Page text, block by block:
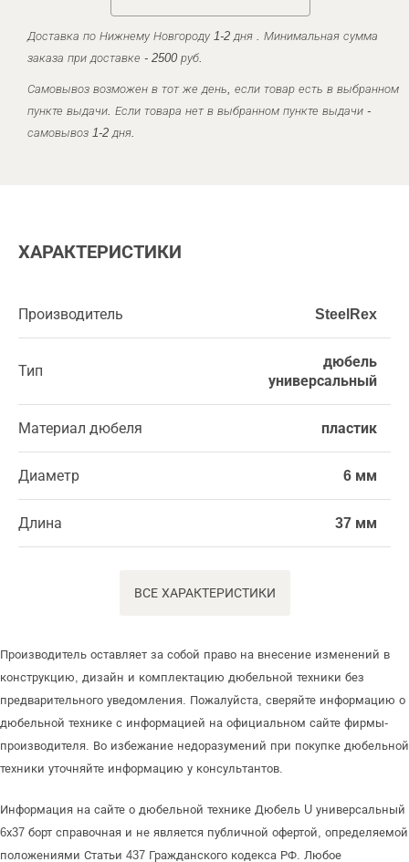
Доставка по Нижнему Новгороду 1-2 дня . Минимальная сумма
заказа при доставке - 2500 руб.
Самовывоз возможен в тот же день, если товар есть в выбранном
пункте выдачи. Если товара нет в выбранном пункте выдачи -
самовывоз 1-2 дня.
ХАРАКТЕРИСТИКИ
Производитель SteelRex
Тип
дюбель
универсальный
Материал дюбеля пластик
Диаметр 6 мм
Длина 37 мм
ВСЕ ХАРАКТЕРИСТИКИ
Производитель оставляет за собой право на внесение изменений в
конструкцию, дизайн и комплектацию дюбельной техники без
предварительного уведомления. Пожалуйста, сверяйте информацию о
дюбельной технике с информацией на официальном сайте фирмы-
производителя. Во избежание недоразумений при покупке дюбельной
техники уточняйте информацию у консультантов.
Информация на сайте о дюбельной технике Дюбель U универсальный
6х37 борт справочная и не является публичной офертой, определяемой
положениями Статьи 437 Гражданского кодекса РФ. Любое